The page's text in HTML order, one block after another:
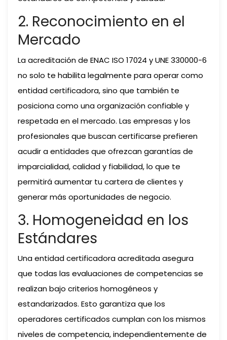
2. Reconocimiento en el
Mercado
La acreditación de ENAC ISO 17024 y UNE 330000-6
no solo te habilita legalmente para operar como
entidad certificadora, sino que también te
posiciona como una organización confiable y
respetada en el mercado. Las empresas y los
profesionales que buscan certificarse prefieren
acudir a entidades que ofrezcan garantías de
imparcialidad, calidad y fiabilidad, lo que te
permitirá aumentar tu cartera de clientes y
generar más oportunidades de negocio.
3. Homogeneidad en los
Estándares
Una entidad certificadora acreditada asegura
que todas las evaluaciones de competencias se
realizan bajo criterios homogéneos y
estandarizados. Esto garantiza que los
operadores certificados cumplan con los mismos
niveles de competencia, independientemente de